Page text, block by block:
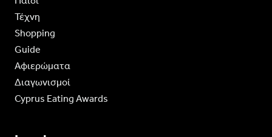
Τέχνη
Shopping
Guide
Aφιερώματα
Διαγωνισμοί
Cyprus Eating Awards